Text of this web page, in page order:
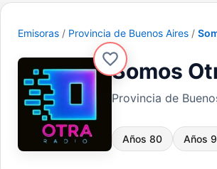
Emisoras Provincia de Buenos Aires
Somos
Provincia de
Años 80 Años